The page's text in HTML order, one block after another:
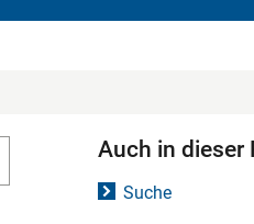
Auch in dieser
Suche